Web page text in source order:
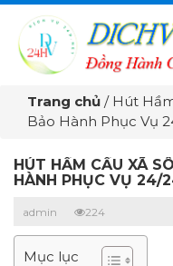
Trang chủ / Hút
Bảo Hành Phục Vụ
HÚT HẦM CẦU XÃ
HÀNH PHỤC VỤ 24/
admin 224
Mục lục